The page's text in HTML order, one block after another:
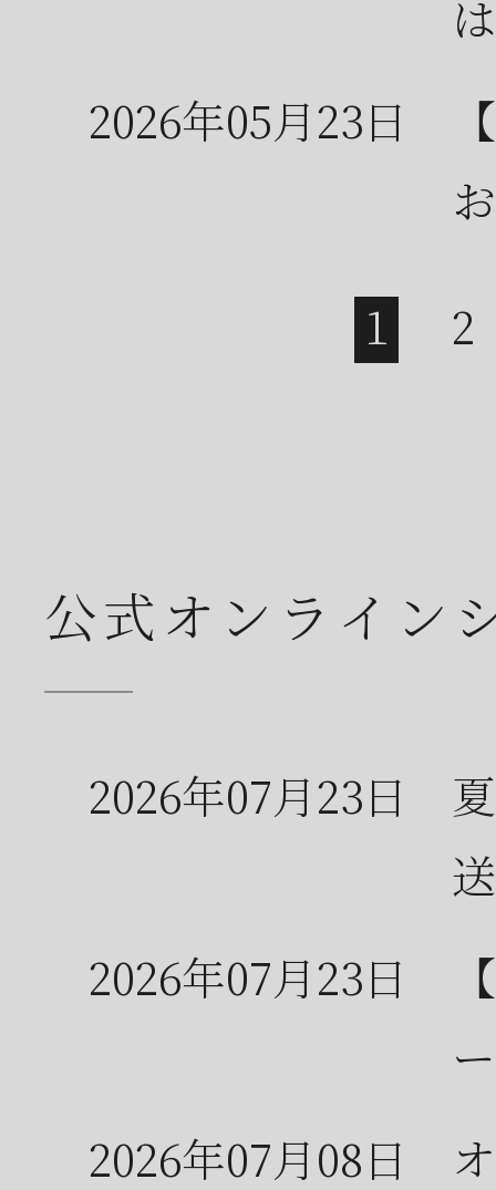
2026年05月23日
公式オンライン
2026年07月23日
2026年07月23日
2026年07月08日